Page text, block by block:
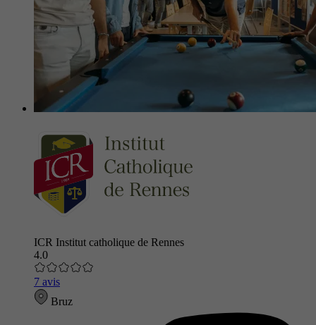
ICR Institut catholique de Rennes
4.0
7 avis
Bruz